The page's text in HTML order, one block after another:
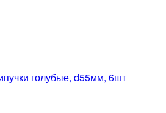
голубые, d55мм, 6шт